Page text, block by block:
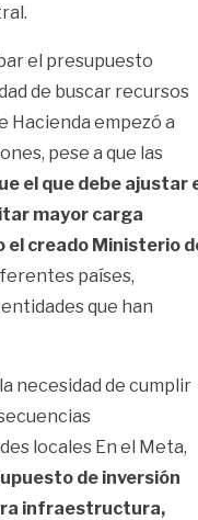
el presupuesto
de buscar recursos
Hacienda empezó a
pese a que las
el que debe ajustar
mayor carga
el creado Ministerio
países,
que han
necesidad de cumplir
locales En el Meta,
de inversión
infraestructura,